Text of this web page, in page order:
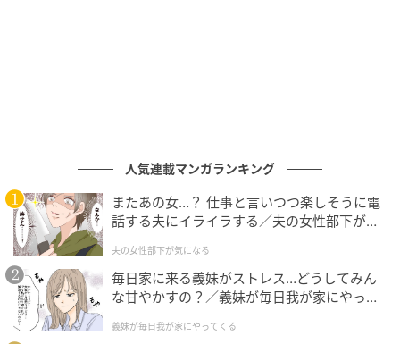
人気連載マンガランキング
またあの女…？ 仕事と言いつつ楽しそうに電
話する夫にイライラする／夫の女性部下が気
夫の女性部下が気になる
毎日家に来る義妹がストレス…どうしてみん
な甘やかすの？／義妹が毎日我が家にやって
が】
義妹が毎日我が家にやってくる